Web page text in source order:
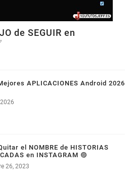
de SEGUIR en
APLICACIONES Android 2026
el NOMBRE de HISTORIAS
en INSTAGRAM 🟣
26, 2023